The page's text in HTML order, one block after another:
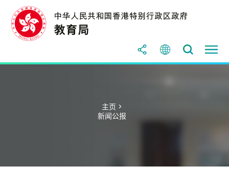
主页 >
新闻公报